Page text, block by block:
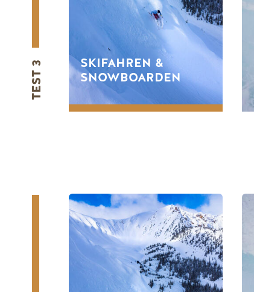
TEST 3
SKIFAHREN &
SNOWBOARDEN